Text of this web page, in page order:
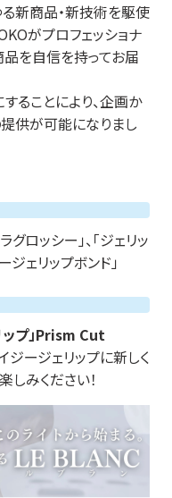
新商品・新技術を駆使
がプロフェッショナ
を自信を持ってお届
ることにより、企画か
供が可能になりまし
グロッシー」、「ジェリッ
ジェリップボンド」
ップ」Prism Cut
ジージェリップに新しく
みください！